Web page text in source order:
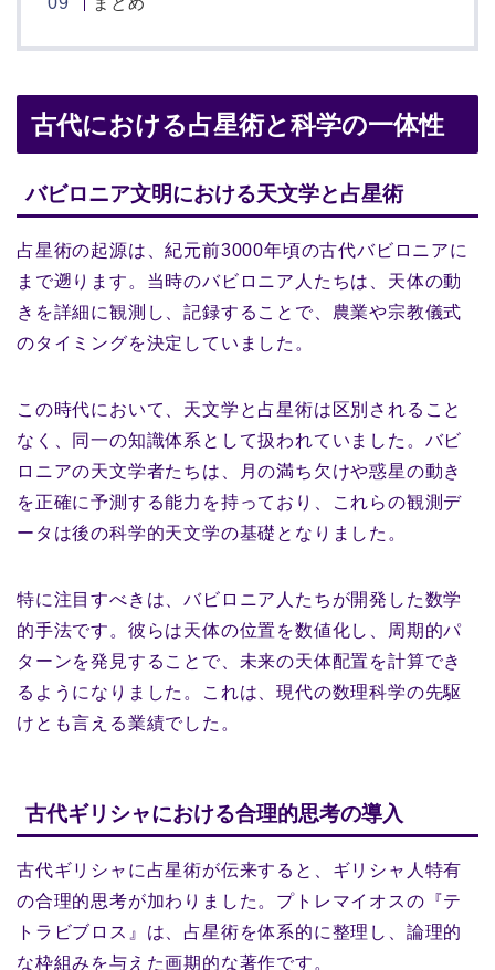
古代における占星術と科学の一体性
バビロニア文明における天文学と占星術
占星術の起源は、紀元前3000年頃の古代バビロニアに
まで遡ります。当時のバビロニア人たちは、天体の動
きを詳細に観測し、記録することで、農業や宗教儀式
のタイミングを決定していました。
この時代において、天文学と占星術は区別されること
なく、同一の知識体系として扱われていました。バビ
ロニアの天文学者たちは、月の満ち欠けや惑星の動き
を正確に予測する能力を持っており、これらの観測デ
ータは後の科学的天文学の基礎となりました。
特に注目すべきは、バビロニア人たちが開発した数学
的手法です。彼らは天体の位置を数値化し、周期的パ
ターンを発見することで、未来の天体配置を計算でき
るようになりました。これは、現代の数理科学の先駆
けとも言える業績でした。
古代ギリシャにおける合理的思考の導入
古代ギリシャに占星術が伝来すると、ギリシャ人特有
の合理的思考が加わりました。プトレマイオスの『テ
トラビブロス』は、占星術を体系的に整理し、論理的
な枠組みを与えた画期的な著作です。